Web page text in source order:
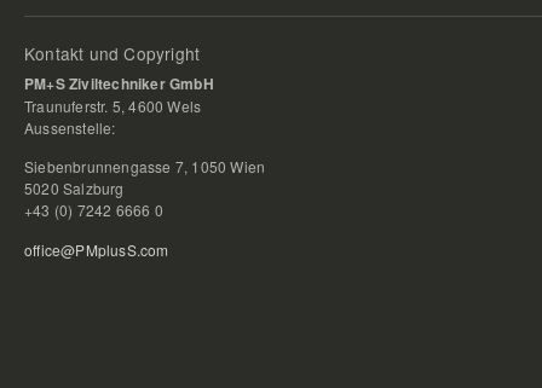
Kontakt und Copyright
PM+S Ziviltechniker GmbH
Traunuferstr. 5, 4600 Wels
Aussenstelle:
Siebenbrunnengasse 7, 1050 Wien
5020 Salzburg
+43 (0) 7242 6666 0
office@PMplusS.com